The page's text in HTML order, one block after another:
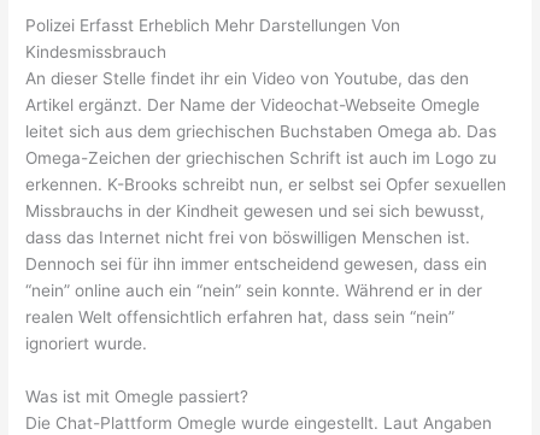
Polizei Erfasst Erheblich Mehr Darstellungen Von
Kindesmissbrauch
An dieser Stelle findet ihr ein Video von Youtube, das den
Artikel ergänzt. Der Name der Videochat-Webseite Omegle
leitet sich aus dem griechischen Buchstaben Omega ab. Das
Omega-Zeichen der griechischen Schrift ist auch im Logo zu
erkennen. K-Brooks schreibt nun, er selbst sei Opfer sexuellen
Missbrauchs in der Kindheit gewesen und sei sich bewusst,
dass das Internet nicht frei von böswilligen Menschen ist.
Dennoch sei für ihn immer entscheidend gewesen, dass ein
“nein” online auch ein “nein” sein konnte. Während er in der
realen Welt offensichtlich erfahren hat, dass sein “nein”
ignoriert wurde.
Was ist mit Omegle passiert?
Die Chat-Plattform Omegle wurde eingestellt. Laut Angaben